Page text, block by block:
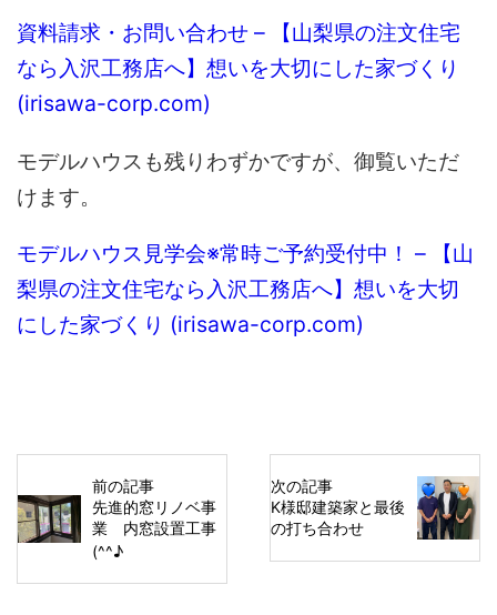
資料請求・お問い合わせ – 【山梨県の注文住宅
なら入沢工務店へ】想いを大切にした家づくり
(irisawa-corp.com)
モデルハウスも残りわずかですが、御覧いただ
けます。
モデルハウス見学会※常時ご予約受付中！ – 【山
梨県の注文住宅なら入沢工務店へ】想いを大切
にした家づくり (irisawa-corp.com)
前の記事
先進的窓リノベ事
業 内窓設置工事
(^^♪
次の記事
K様邸建築家と最後
の打ち合わせ